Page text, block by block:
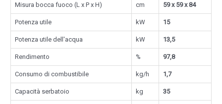
Misura bocca fuoco (L x P x H) cm 59 x 59 x 84
Potenza utile kW 15
Potenza utile dell'acqua kW 13,5
Rendimento % 97,8
Consumo di combustibile kg/h 1,7
Capacità serbatoio kg 35